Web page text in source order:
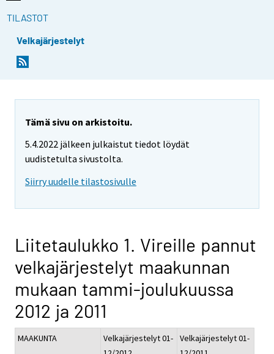
TILASTOT
Velkajärjestelyt
Tämä sivu on arkistoitu.
5.4.2022 jälkeen julkaistut tiedot löydät
uudistetulta sivustolta.
Siirry uudelle tilastosivulle
Liitetaulukko 1. Vireille pannut
velkajärjestelyt maakunnan
mukaan tammi-joulukuussa
2012 ja 2011
MAAKUNTA
Velkajärjestelyt 01-
Velkajärjestelyt 01-